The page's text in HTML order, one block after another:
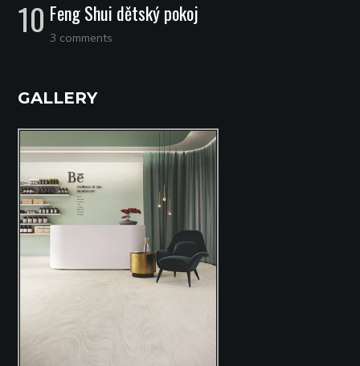
Feng Shui dětský pokoj
3 comments
GALLERY